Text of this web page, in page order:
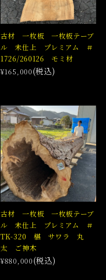
古材 一枚板 一枚板テーブ
ル 未仕上 プレミアム ＃
1726/260126 モミ材
¥165,000(税込)
古材 一枚板 一枚板テーブ
ル 未仕上 プレミアム ＃
TK-320 椹 サワラ 丸
太 ご神木
¥880,000(税込)